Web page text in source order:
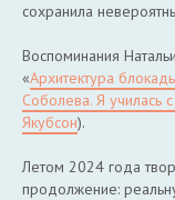
сохранила
Воспоминания
«Архитектура
Соболева. Я училась
Якубсон).
Летом 2024 года
продолжение: